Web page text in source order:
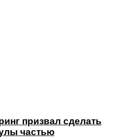
призвал сделать
частью